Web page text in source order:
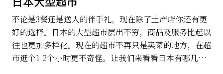
不论是3餐还是送人的伴手礼，现在除了土产店你还有更
好的选择。日本的大型超市层出不穷，商品及服务比起以
往也更加多样化。现在的超市不再只是卖菜的地方，在超
市逛个1.2个小时更不奇怪。让我们来看看日本有哪几家